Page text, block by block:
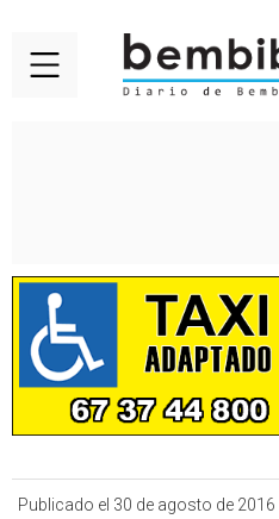
Publicado el 30 de agosto de 2016